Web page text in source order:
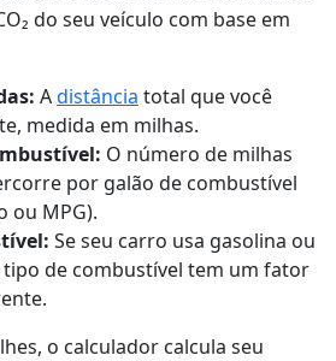
do seu veículo com base em
Adistância total que você
medida em milhas.
O número de milhas
por galão de combustível
ou MPG).
Se seu carro usa gasolina ou
tipo de combustível tem um fator
o calculador calcula seu